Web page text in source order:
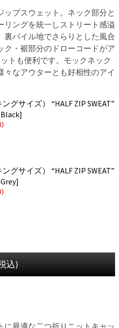
プスウェット。ネック部分と
リングを統一しストリート感溢
裏パイル地でさらりとした風合
ク・裾部分のドローコードがア
トも便利です。モックネック
なアウターとも好相性のアイ
グサイズ） “HALF ZIP SWEAT”
Black]
グサイズ） “HALF ZIP SWEAT”
込)
最適な二つ折りニットキャッ